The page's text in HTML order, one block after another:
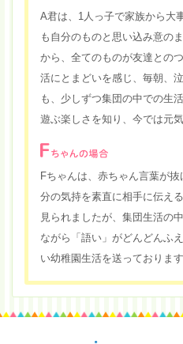
A君は、1人っ子で家族から大
も自分のものと思い込み意の
から、全てのものが友達との
活にとまどいを感じ、毎朝、
も、少しずつ集団の中での生
遊ぶ楽しさを知り、今では元
Fちゃんは、赤ちゃん言葉が
分の気持を素直に相手に伝え
見られましたが、集団生活の
ながら「語い」がどんどんふ
い幼稚園生活を送っております